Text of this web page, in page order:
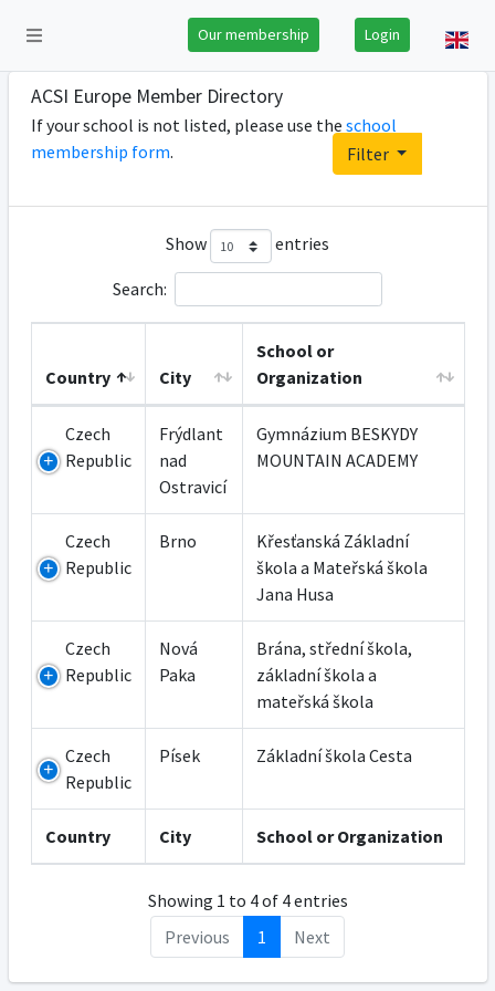
Our membership Login
ACSI Europe Member Directory
If your school is not listed, please use the school
membership form. Filter
Show entries
Search:
Country City
School or
Organization
Czech
Republic
Frýdlant
nad
Ostravicí
Gymnázium BESKYDY
MOUNTAIN ACADEMY
Czech
Republic
Brno
Křesťanská Základní
škola a Mateřská škola
Jana Husa
Czech
Republic
Nová
Paka
Brána, střední škola,
základní škola a
mateřská škola
Czech
Republic
Písek Základní škola Cesta
Country City School or Organization
Showing 1 to 4 of 4 entries
Previous
1 Next